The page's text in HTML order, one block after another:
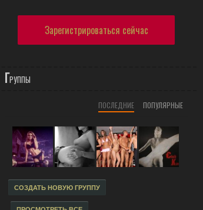
Зарегистрироваться сейчас
ГРУППЫ
ПОСЛЕДНИЕ ПОПУЛЯРНЫЕ
СОЗДАТЬ НОВУЮ ГРУППУ